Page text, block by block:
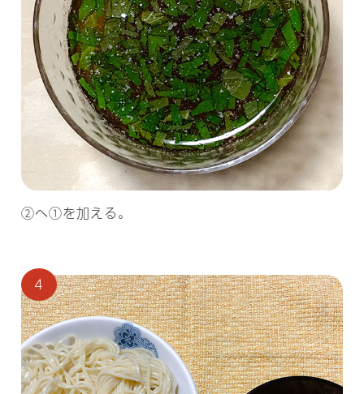
②へ①を加える。
4